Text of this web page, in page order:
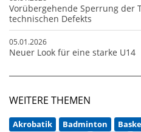
Vorübergehende Sperrung der
technischen Defekts
05.01.2026
Neuer Look für eine starke U14
WEITERE THEMEN
Akrobatik Badminton